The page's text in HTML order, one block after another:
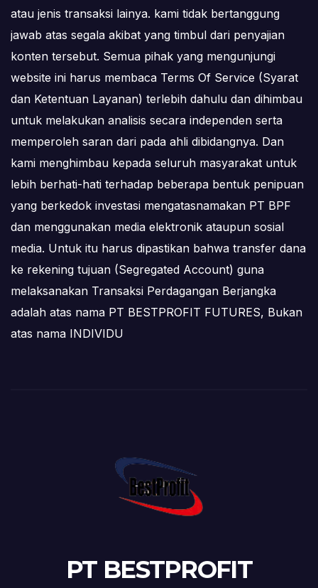
atau jenis transaksi lainya. kami tidak bertanggung
jawab atas segala akibat yang timbul dari penyajian
konten tersebut. Semua pihak yang mengunjungi
website ini harus membaca Terms Of Service (Syarat
dan Ketentuan Layanan) terlebih dahulu dan dihimbau
untuk melakukan analisis secara independen serta
memperoleh saran dari pada ahli dibidangnya. Dan
kami menghimbau kepada seluruh masyarakat untuk
lebih berhati-hati terhadap beberapa bentuk penipuan
yang berkedok investasi mengatasnamakan PT BPF
dan menggunakan media elektronik ataupun sosial
media. Untuk itu harus dipastikan bahwa transfer dana
ke rekening tujuan (Segregated Account) guna
melaksanakan Transaksi Perdagangan Berjangka
adalah atas nama PT BESTPROFIT FUTURES, Bukan
atas nama INDIVIDU
PT BESTPROFIT